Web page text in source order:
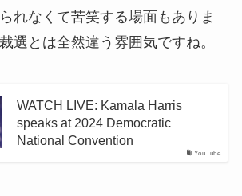
れなくて苦笑する場面もありま
選とは全然違う雰囲気ですね。
YouTube
WATCH LIVE: Kamala Harris
speaks at 2024 Democratic
National Convention